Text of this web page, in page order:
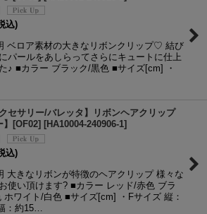
込)
ベロア素材の大きなリボンクリップ♡ 結び
パールをあしらってさらにキュートに仕上
♪ ■カラー ブラック/黒色 ■サイズ[cm] ・
クセサリー/バレッタ】リボンヘアクリップ
】[OF02] [HA10004-240906-1]
込)
大きなリボンが特徴のヘアクリップ 様々な
使い頂けます? ■カラー レッド/赤色 ブラ
ホワイト/白色 ■サイズ[cm] ・Fサイズ 縦：
：約15…